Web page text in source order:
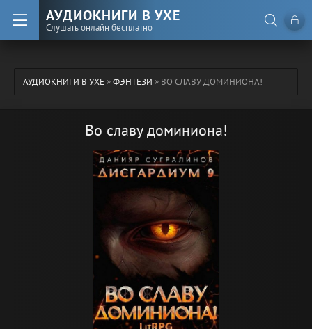
АУДИОКНИГИ В УХЕ
Слушать онлайн бесплатно
АУДИОКНИГИ В УХЕ»ФЭНТЕЗИ » ВО СЛАВУ ДОМИНИОНА!
Во славу доминиона!